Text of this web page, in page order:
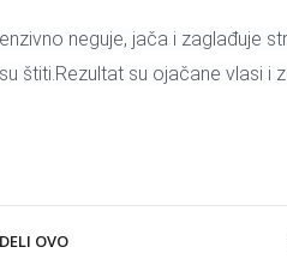
neguje, jača i zaglađuje
štiti.Rezultat su ojačane vlasi i
OVO